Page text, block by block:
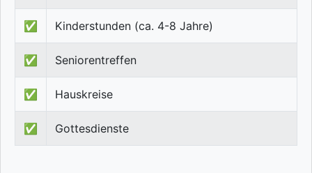
✅ Kinderstunden (ca. 4-8 Jahre)
✅ Seniorentreffen
✅ Hauskreise
✅ Gottesdienste